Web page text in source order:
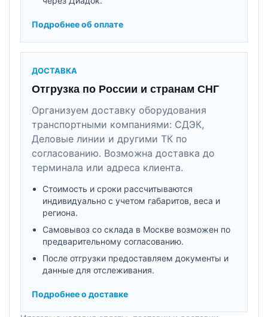
Подробнее об оплате
ДОСТАВКА
Отгрузка по России и странам СНГ
Организуем доставку оборудования
транспортными компаниями: СДЭК,
Деловые линии и другими ТК по
согласованию. Возможна доставка до
терминала или адреса клиента.
Стоимость и сроки рассчитываются
индивидуально с учетом габаритов, веса и
региона.
Самовывоз со склада в Москве возможен по
предварительному согласованию.
После отгрузки предоставляем документы и
данные для отслеживания.
Подробнее о доставке